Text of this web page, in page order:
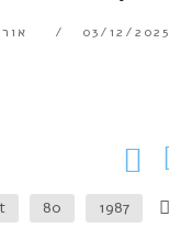
03/12/2025
1987
80